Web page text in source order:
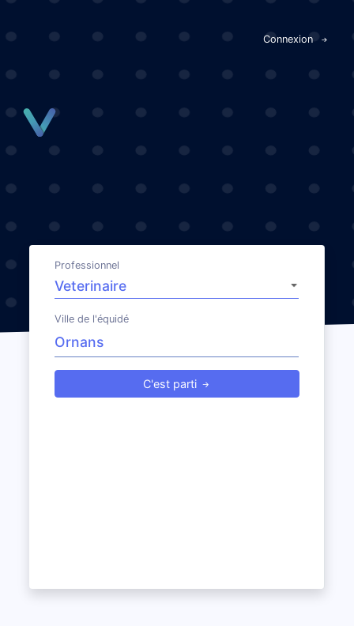
Connexion
Professionnel
Ville de l'équidé
C'est parti